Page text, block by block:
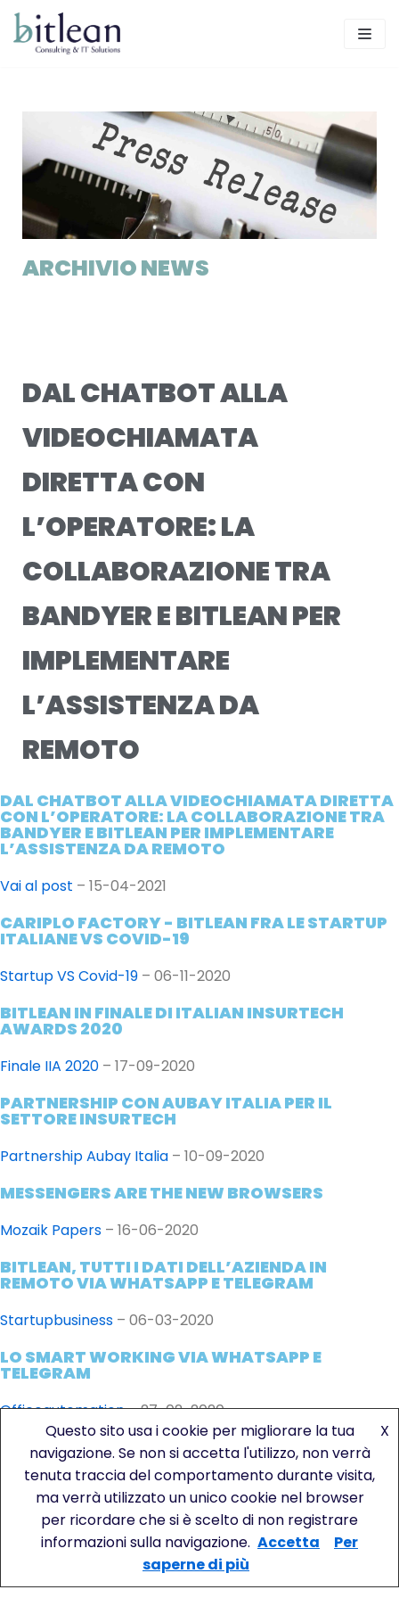
Skip
to
ARCHIVIO NEWS
DAL CHATBOT ALLA
VIDEOCHIAMATA
DIRETTA CON
L’OPERATORE: LA
COLLABORAZIONE TRA
BANDYER E BITLEAN PER
IMPLEMENTARE
L’ASSISTENZA DA
REMOTO
DAL CHATBOT ALLA VIDEOCHIAMATA DIRETTA
CON L’OPERATORE: LA COLLABORAZIONE TRA
BANDYER E BITLEAN PER IMPLEMENTARE
L’ASSISTENZA DA REMOTO
Vai al post – 15-04-2021
CARIPLO FACTORY - BITLEAN FRA LE STARTUP
ITALIANE VS COVID-19
Startup VS Covid-19 – 06-11-2020
BITLEAN IN FINALE DI ITALIAN INSURTECH
AWARDS 2020
Finale IIA 2020 – 17-09-2020
PARTNERSHIP CON AUBAY ITALIA PER IL
SETTORE INSURTECH
Partnership Aubay Italia – 10-09-2020
MESSENGERS ARE THE NEW BROWSERS
Mozaik Papers – 16-06-2020
BITLEAN, TUTTI I DATI DELL’AZIENDA IN
REMOTO VIA WHATSAPP E TELEGRAM
Startupbusiness – 06-03-2020
LO SMART WORKING VIA WHATSAPP E
TELEGRAM
Officeautomation– 27-02-2020
MOBILE REMOTE CONTROL BY BITLEAN
Soiel– 26-02-2020
Questo sito usa i cookie per migliorare la tua
navigazione. Se non si accetta l'utilizzo, non verrà
tenuta traccia del comportamento durante visita,
ma verrà utilizzato un unico cookie nel browser
per ricordare che si è scelto di non registrare
informazioni sulla navigazione.
X
Accetta
Per
saperne di più